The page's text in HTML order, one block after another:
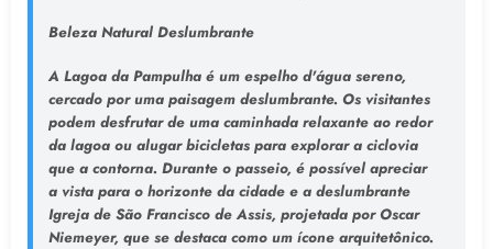
Beleza Natural Deslumbrante
A Lagoa da Pampulha é um espelho d'água sereno,
cercado por uma paisagem deslumbrante. Os visitantes
podem desfrutar de uma caminhada relaxante ao redor
da lagoa ou alugar bicicletas para explorar a ciclovia
que a contorna. Durante o passeio, é possível apreciar
a vista para o horizonte da cidade e a deslumbrante
Igreja de São Francisco de Assis, projetada por Oscar
Niemeyer, que se destaca como um ícone arquitetônico.